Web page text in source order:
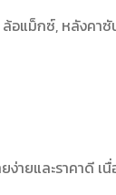
, ล้อแม็กซ์, หลังค
ายและราคาดี